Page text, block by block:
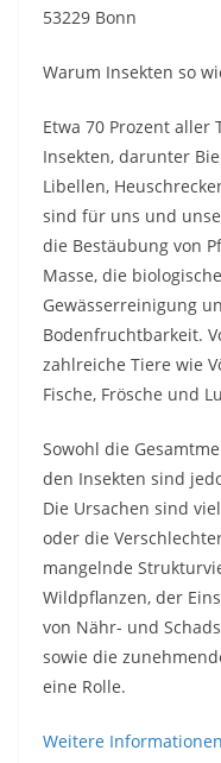
53229 Bonn
Warum Insekten so
Etwa 70 Prozent
Insekten, darunter
Libellen,
sind für uns und
die Bestäubung von
Masse, die
Gewässerreinigung
Bodenfruchtbarkeit.
zahlreiche Tiere wie
Fische, Frösche und
Sowohl die
den Insekten sind
Die Ursachen sind
oder die
mangelnde
Wildpflanzen, der
von Nähr- und
sowie die
eine Rolle.
Weitere